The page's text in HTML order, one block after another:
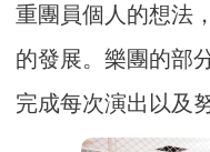
重團員個人的想法
的發展。樂團的部
完成每次演出以及